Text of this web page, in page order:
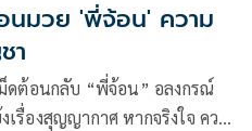
นมวย 'พี่จ้อน' ความ
า
ดต้อนกลับ “พี่จ้อน” อลงกรณ์
องสุญญากาศ หากจริงใจ ควร